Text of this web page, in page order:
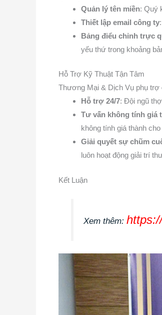
Quản lý tên miền: Quý
Thiết lập email công ty
Bảng điểu chỉnh trực
yếu thứ trong khoảng
Hỗ Trợ Kỹ Thuật Tận Tâm
Thương Mại & Dịch Vụ phụ trợ
Hỗ trợ 24/7: Đội ngũ
Tư vấn không tính giá
không tính giá thành
Giải quyết sự chũm
luôn hoạt động giải trí
Kết Luận
Xem thêm: